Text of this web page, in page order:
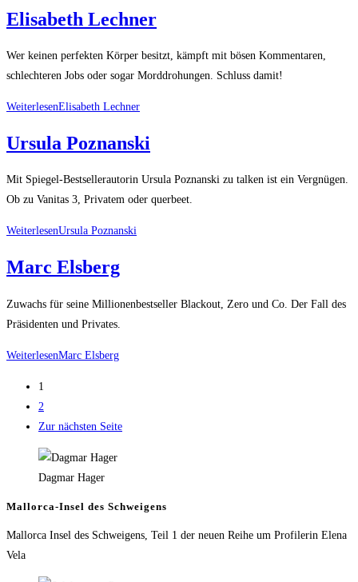
Elisabeth Lechner
Wer keinen perfekten Körper besitzt, kämpft mit bösen Kommentaren,
schlechteren Jobs oder sogar Morddrohungen. Schluss damit!
WeiterlesenElisabeth Lechner
Ursula Poznanski
Mit Spiegel-Bestsellerautorin Ursula Poznanski zu talken ist ein Vergnügen.
Ob zu Vanitas 3, Privatem oder querbeet.
WeiterlesenUrsula Poznanski
Marc Elsberg
Zuwachs für seine Millionenbestseller Blackout, Zero und Co. Der Fall des
Präsidenten und Privates.
WeiterlesenMarc Elsberg
1
2
Zur nächsten Seite
Dagmar Hager
Mallorca-Insel des Schweigens
Mallorca Insel des Schweigens, Teil 1 der neuen Reihe um Profilerin Elena
Vela